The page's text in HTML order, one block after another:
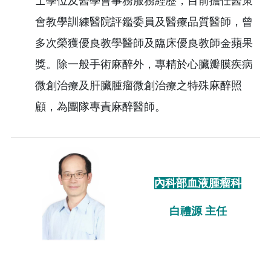
會教學訓練醫院評鑑委員及醫療品質醫師，曾
多次榮獲優良教學醫師及臨床優良教師金蘋果
獎。除一般手術麻醉外，專精於心臟瓣膜疾病
微創治療及肝臟腫瘤微創治療之特殊麻醉照
顧，為團隊專責麻醉醫師。
內科部血液腫瘤科
白禮源 主任